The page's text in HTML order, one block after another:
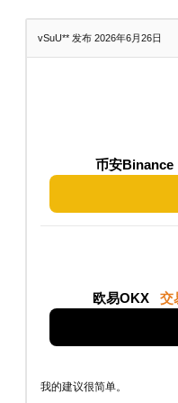
vSuU** 发布 2026年6月26日
币安Binance
欧易OKX 交
我的建议很简单。